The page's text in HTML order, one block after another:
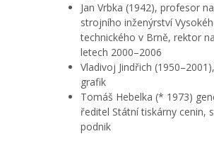
Jan Vrbka (1942), profesor
strojního inženýrství
technického v Brně, rektor
letech 2000–2006
Vladivoj Jindřich
grafik
Tomáš Hebelka (* 1973)
ředitel Státní tiskárny cenin,
podnik